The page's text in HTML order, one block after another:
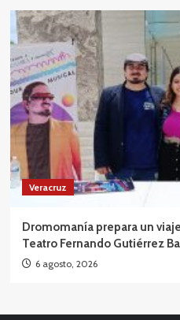
Veracruz
Dromomanía prepara un
Teatro Fernando Gutiérrez
6 agosto, 2026